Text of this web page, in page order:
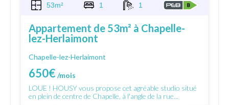
53m² 1 1
Appartement de 53m² à Chapelle-
lez-Herlaimont
Chapelle-lez-Herlaimont
650€/mois
LOUE ! HOUSY vous propose cet agréable studio situé
en plein de centre de Chapelle, à l'angle de la rue...